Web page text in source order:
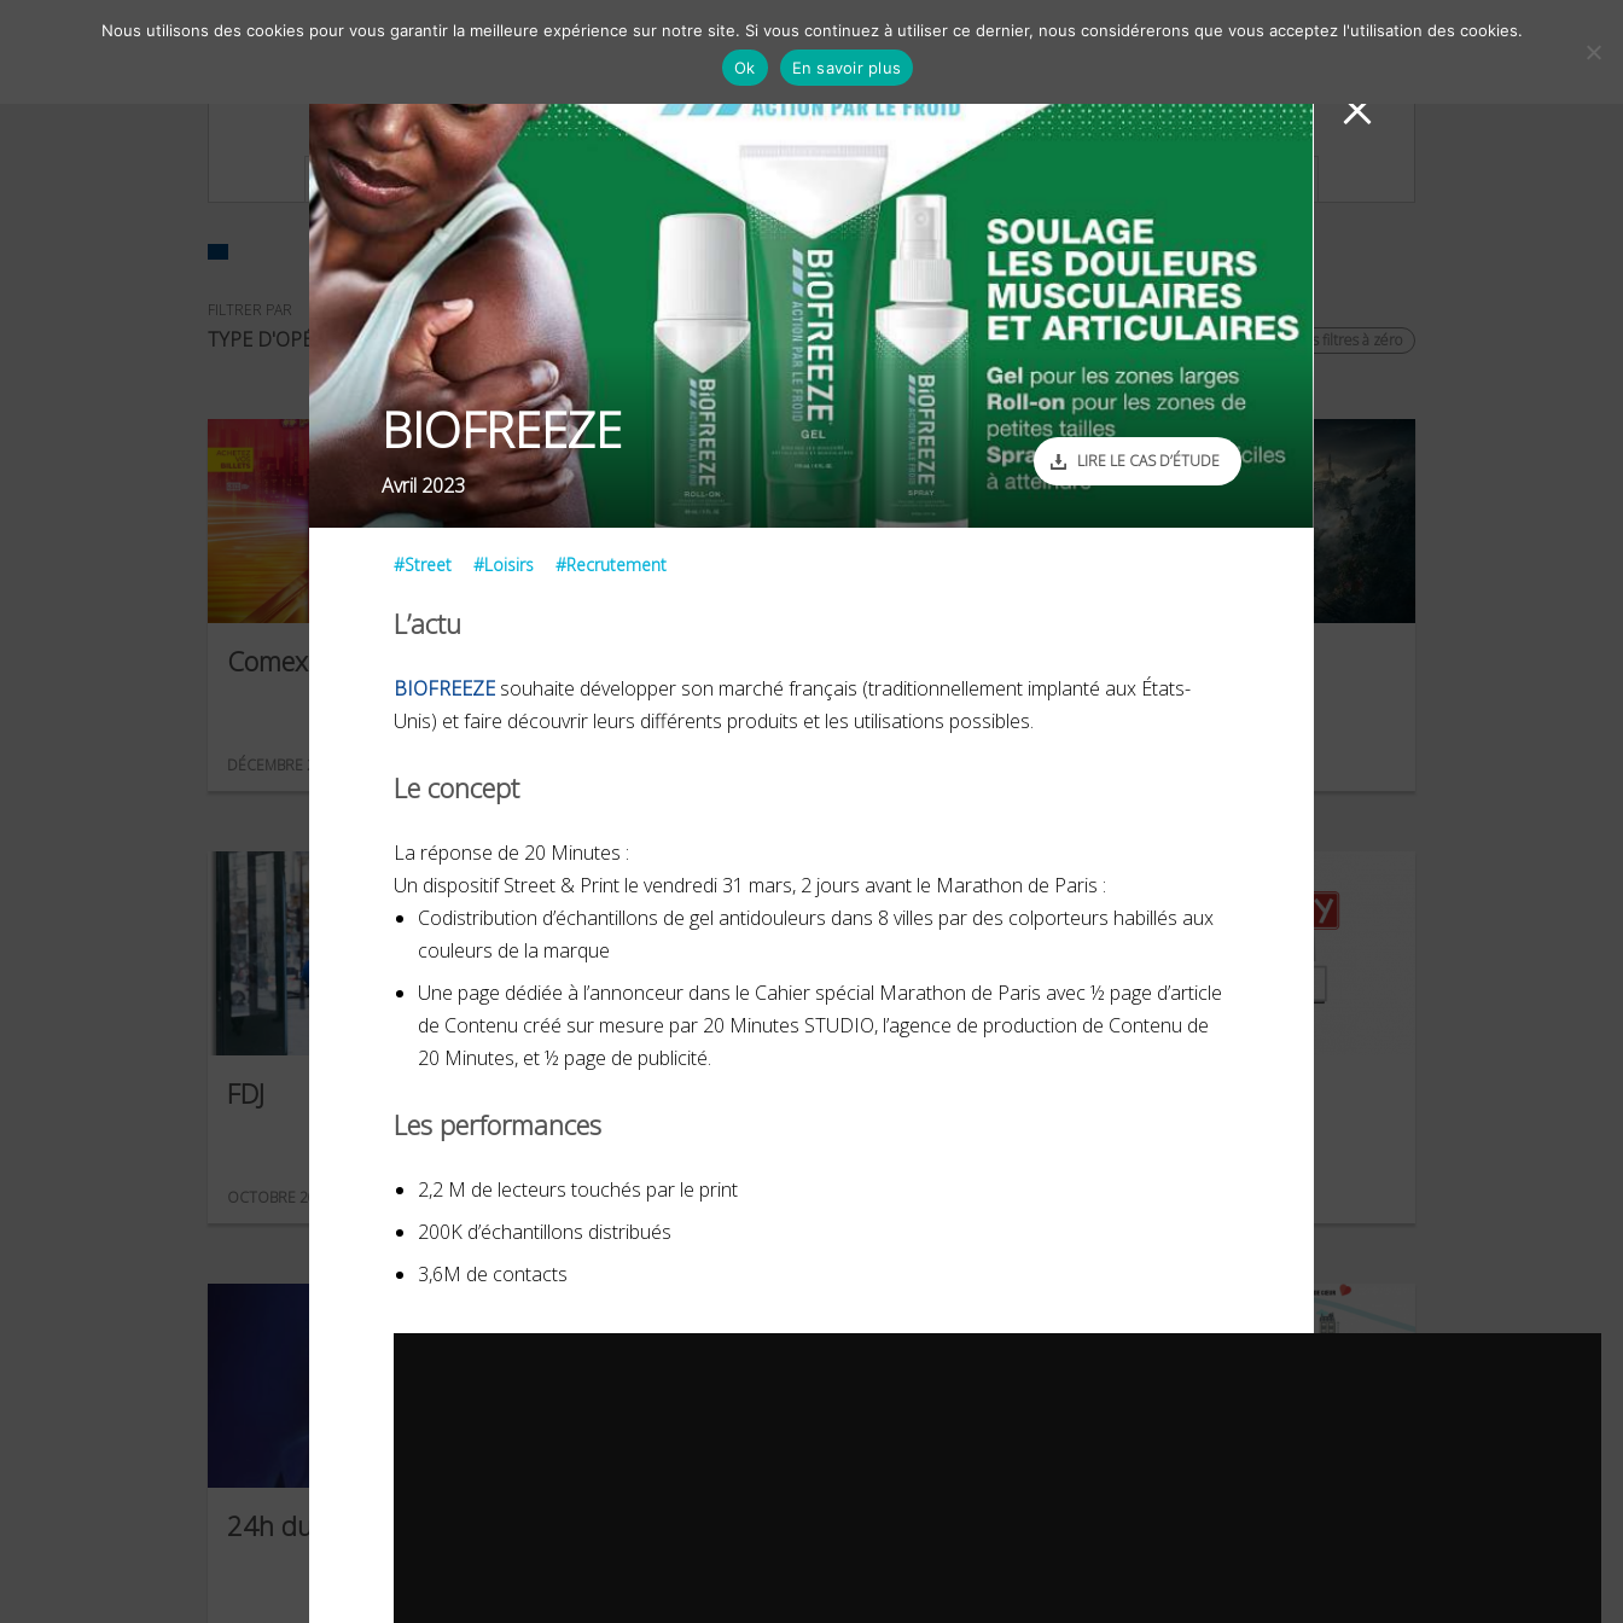
À propos Chiffres clés Nos solutions Marketing
FILTRER PAR
TYPE D'OPÉRATIONS
SECTEUR
LOISIRS
FILTRER PAR
OBJECTIFS / CONTEXTE remettre les filtres à zéro
Comexposium
DÉCEMBRE 2023
BIOFREEZE
Avril 2023
LIRE LE CAS D’ÉTUDE
#Street #Loisirs #Recrutement
L’actu
BIOFREEZE souhaite développer son marché français (traditionnellement implanté aux États-
Unis) et faire découvrir leurs différents produits et les utilisations possibles.
Le concept
La réponse de 20 Minutes :
Un dispositif Street & Print le vendredi 31 mars, 2 jours avant le Marathon de Paris :
Codistribution d’échantillons de gel antidouleurs dans 8 villes par des colporteurs habillés aux
couleurs de la marque
Une page dédiée à l’annonceur dans le Cahier spécial Marathon de Paris avec ½ page d’article
de Contenu créé sur mesure par 20 Minutes STUDIO, l’agence de production de Contenu de
20 Minutes, et ½ page de publicité.
Les performances
2,2 M de lecteurs touchés par le print
200K d’échantillons distribués
3,6M de contacts
FDJ
OCTOBRE 2022 SEPTEMBRE 2022
24h du Mans
Nous utilisons des cookies pour vous garantir la meilleure expérience sur notre site. Si vous continuez à utiliser ce dernier, nous considérerons que vous acceptez l'utilisation des cookies.
Ok
En savoir plus